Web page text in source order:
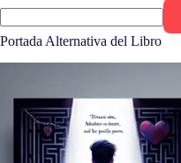
Portada Alternativa del Libro